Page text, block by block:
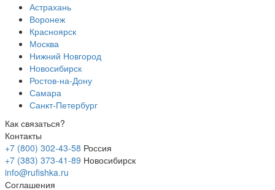
Астрахань
Воронеж
Красноярск
Москва
Нижний Новгород
Новосибирск
Ростов-на-Дону
Самара
Санкт-Петербург
Как связаться?
Контакты
+7 (800) 302-43-58 Россия
+7 (383) 373-41-89 Новосибирск
info@rufishka.ru
Соглашения